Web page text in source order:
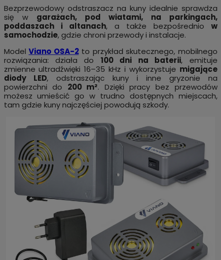
Bezprzewodowy odstraszacz na kuny idealnie sprawdza
się w garażach, pod wiatami, na parkingach,
poddaszach i altanach, a także bezpośrednio w
samochodzie, gdzie chroni przewody i instalacje.
Model Viano OSA-2to przykład skutecznego, mobilnego
rozwiązania: działa do 100 dni na baterii, emituje
zmienne ultradźwięki 16–35 kHz i wykorzystuje migające
diody LED, odstraszając kuny i inne gryzonie na
powierzchni do 200 m². Dzięki pracy bez przewodów
możesz umieścić go w trudno dostępnych miejscach,
tam gdzie kuny najczęściej powodują szkody.